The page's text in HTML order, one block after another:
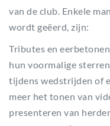
van de club. Enkele
wordt geëerd, zijn:
Tributes en
hun voormalige
tijdens wedstrijden of
meer het tonen van
presenteren van